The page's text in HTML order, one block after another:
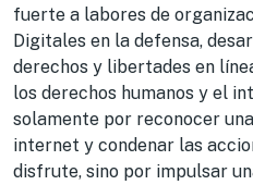
fuerte a labores de
Digitales en la defensa,
derechos y libertades en
los derechos humanos y el
solamente por reconocer
internet y condenar las
disfrute, sino por impulsar